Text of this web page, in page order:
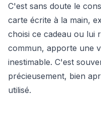
C'est sans doute le
carte écrite à la main,
choisi ce cadeau ou lui
commun, apporte une
inestimable. C'est
précieusement, bien
utilisé.